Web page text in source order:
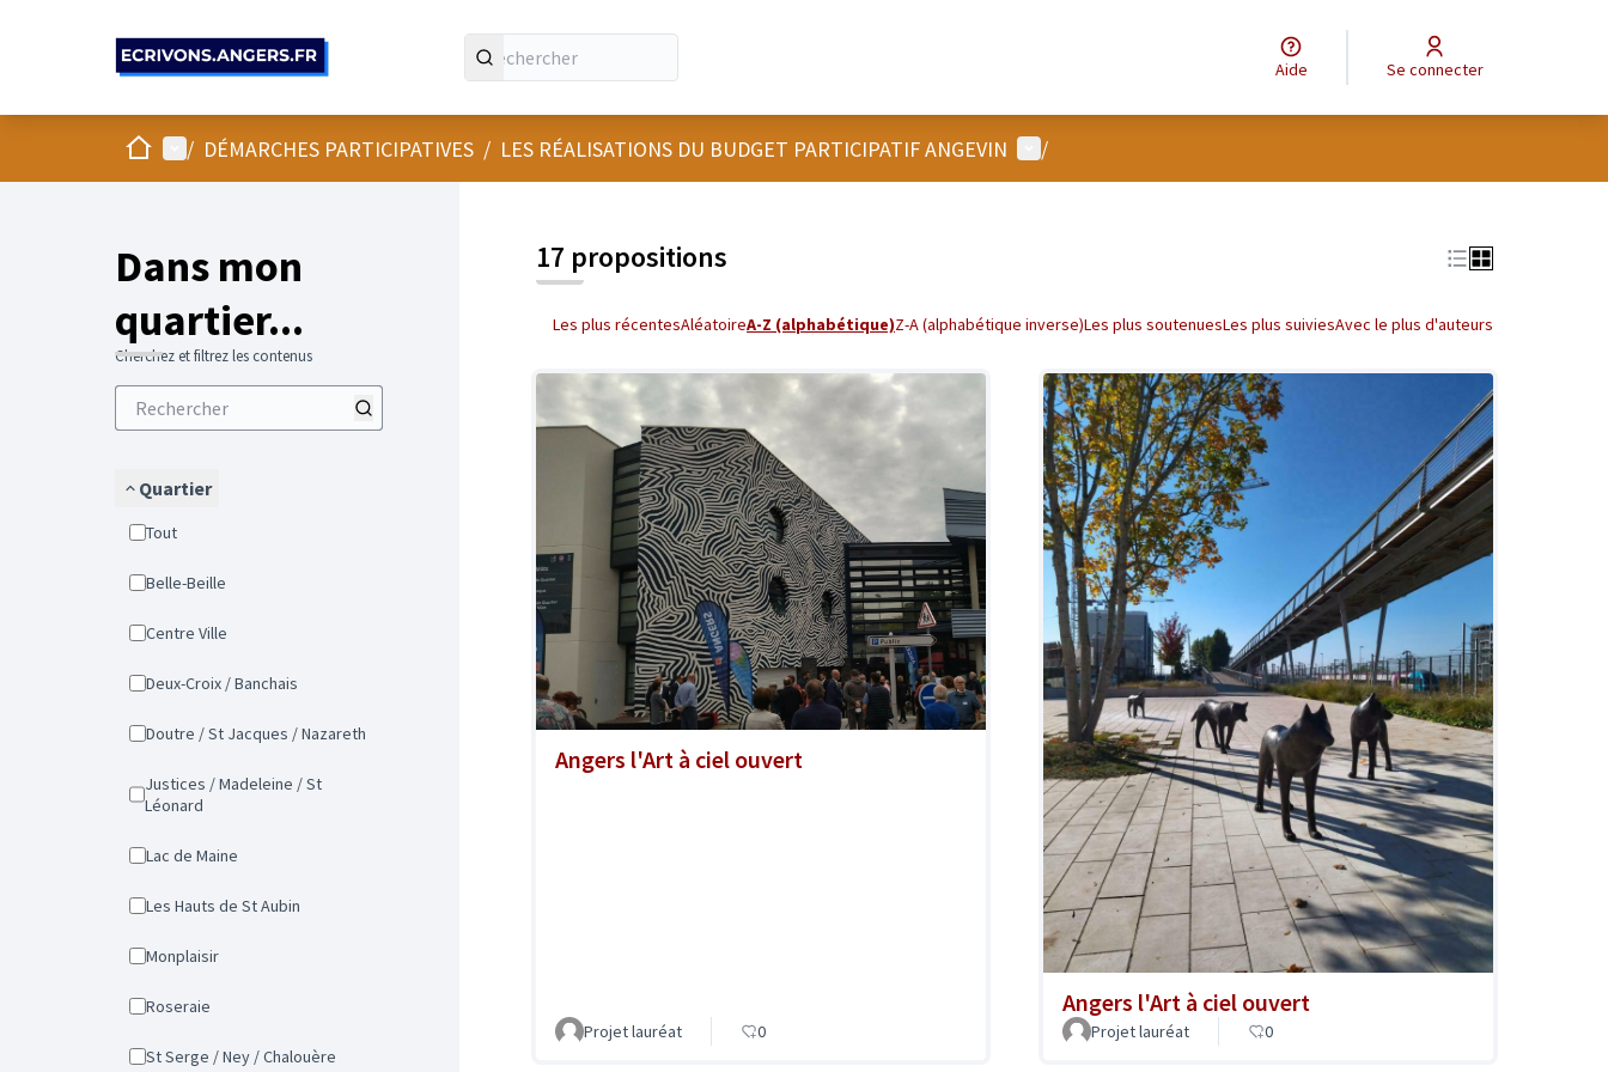
Aide Se connecter
AccueilMenu principal
/ DÉMARCHES PARTICIPATIVES / LES RÉALISATIONS DU BUDGET PARTICIPATIF ANGEVIN Menu utilisateur
/
Dans mon
quartier...
Cherchez et filtrez les contenus
Quartier
Tout
Belle-Beille
Centre Ville
Deux-Croix / Banchais
Doutre / St Jacques / Nazareth
Justices / Madeleine / St
Léonard
Lac de Maine
Les Hauts de St Aubin
Monplaisir
Roseraie
St Serge / Ney / Chalouère
17 propositions
Les plus récentesAléatoireA-Z (alphabétique)Z-A (alphabétique inverse)Les plus soutenuesLes plus suiviesAvec le plus d'auteurs
Angers l'Art à ciel ouvert
Projet lauréat 0
Angers l'Art à ciel ouvert
Projet lauréat 0